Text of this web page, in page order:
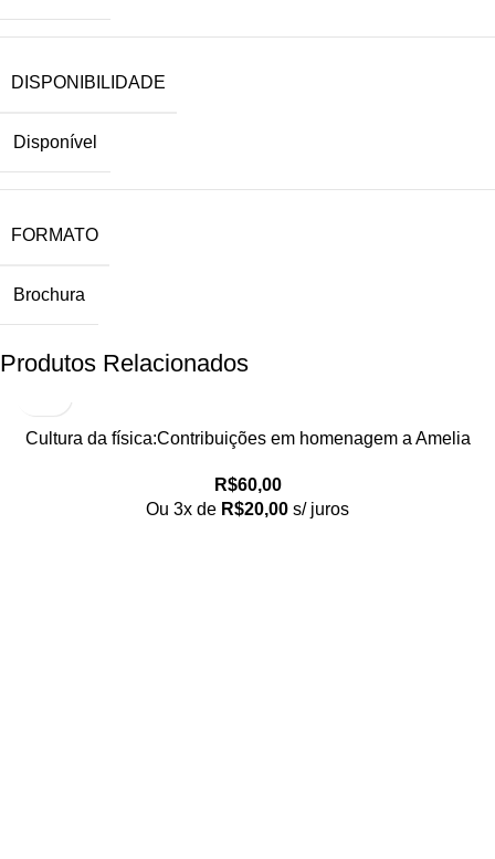
DISPONIBILIDADE
Disponível
FORMATO
Brochura
Produtos Relacionados
Cultura da física:Contribuições em homenagem a Amelia
R$60,00
Ou 3x de R$20,00 s/ juros